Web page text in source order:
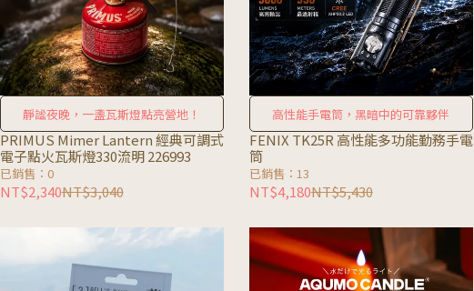
靜謐夜晚，一盞瓦斯燈點亮營地！
PRIMUS Mimer Lantern 經典可調式
電子點火瓦斯燈330流明 226993
已銷售：0
NT$2,340NT$3,040
高性能手電筒，黑暗中的可靠夥伴
FENIX TK25R 高性能多功能勤務手電
筒
已銷售：13
NT$4,180NT$5,430